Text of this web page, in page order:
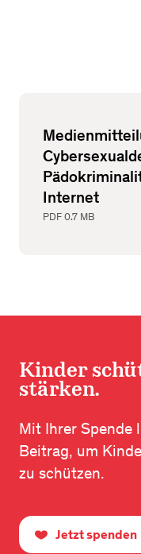
Internet
PDF 0.7 MB
Kinder
stärken.
Mit Ihrer Spende
Beitrag, um
zu schützen.
Jetzt spenden